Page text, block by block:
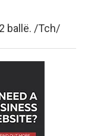
ballë. /Tch/